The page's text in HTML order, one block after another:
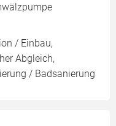
/ Einbau,
Abgleich,
/ Badsanierung